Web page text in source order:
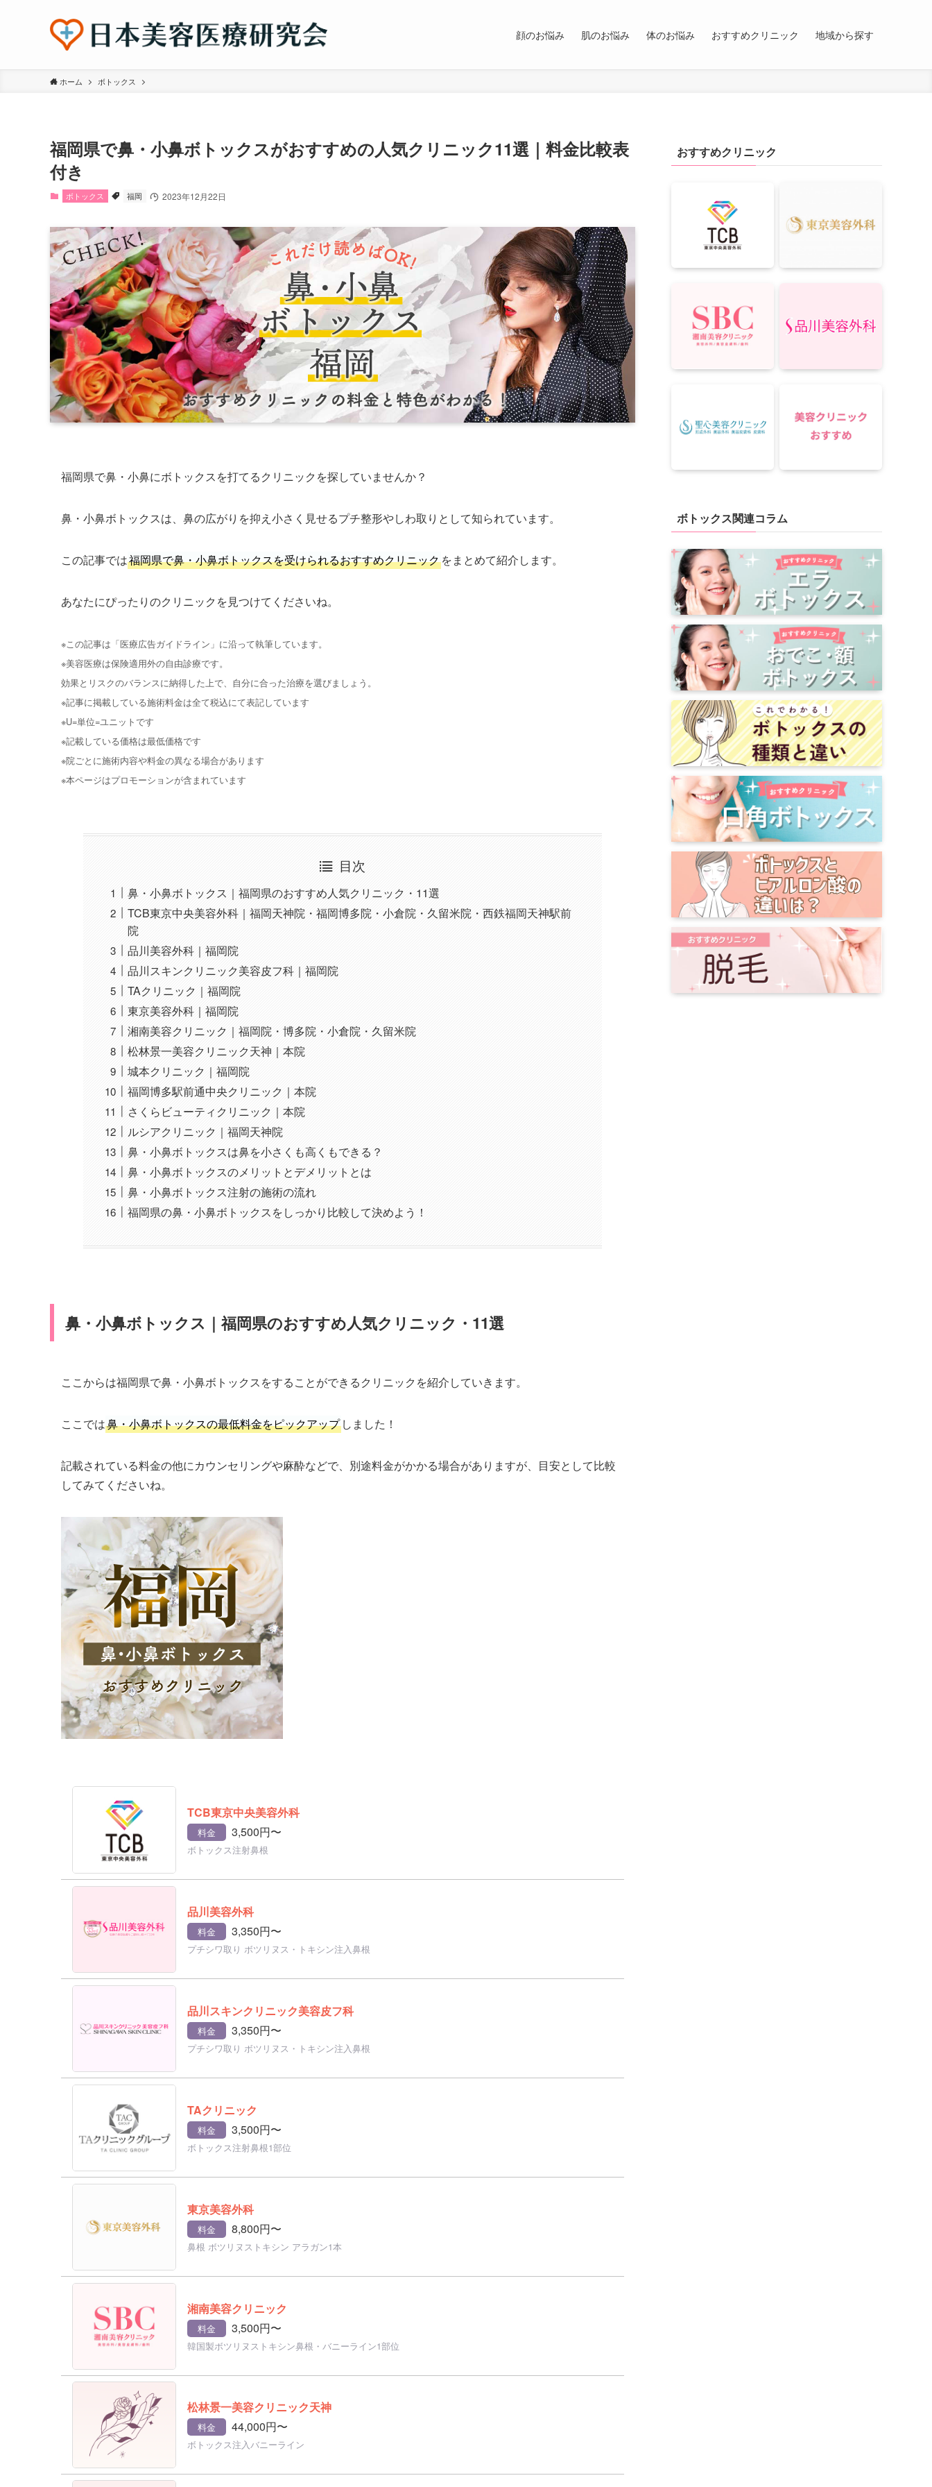
顔のお悩み 肌のお悩み 体のお悩み おすすめクリニック 地域から探す
ホーム ボトックス
福岡県で鼻・小鼻ボトックスがおすすめの人気クリニック11選｜料金比較表
付き
ボトックス 福岡 2023年12月22日
福岡県で鼻・小鼻にボトックスを打てるクリニックを探していませんか？
鼻・小鼻ボトックスは、鼻の広がりを抑え小さく見せるプチ整形やしわ取りとして知られています。
この記事では福岡県で鼻・小鼻ボトックスを受けられるおすすめクリニックをまとめて紹介します。
あなたにぴったりのクリニックを見つけてくださいね。
※この記事は「医療広告ガイドライン」に沿って執筆しています。
※美容医療は保険適用外の自由診療です。
効果とリスクのバランスに納得した上で、自分に合った治療を選びましょう。
※記事に掲載している施術料金は全て税込にて表記しています
※U=単位=ユニットです
※記載している価格は最低価格です
※院ごとに施術内容や料金の異なる場合があります
※本ページはプロモーションが含まれています
目次
鼻・小鼻ボトックス｜福岡県のおすすめ人気クリニック・11選
TCB東京中央美容外科｜福岡天神院・福岡博多院・小倉院・久留米院・西鉄福岡天神駅前
院
品川美容外科｜福岡院
品川スキンクリニック美容皮フ科｜福岡院
TAクリニック｜福岡院
東京美容外科｜福岡院
湘南美容クリニック｜福岡院・博多院・小倉院・久留米院
松林景一美容クリニック天神｜本院
城本クリニック｜福岡院
福岡博多駅前通中央クリニック｜本院
さくらビューティクリニック｜本院
ルシアクリニック｜福岡天神院
鼻・小鼻ボトックスは鼻を小さくも高くもできる？
鼻・小鼻ボトックスのメリットとデメリットとは
鼻・小鼻ボトックス注射の施術の流れ
福岡県の鼻・小鼻ボトックスをしっかり比較して決めよう！
鼻・小鼻ボトックス｜福岡県のおすすめ人気クリニック・11選
ここからは福岡県で鼻・小鼻ボトックスをすることができるクリニックを紹介していきます。
ここでは鼻・小鼻ボトックスの最低料金をピックアップ しました！
記載されている料金の他にカウンセリングや麻酔などで、別途料金がかかる場合がありますが、目安として比較
してみてくださいね。
TCB東京中央美容外科
料金 3,500円〜
ボトックス注射鼻根
品川美容外科
料金 3,350円〜
プチシワ取り ボツリヌス・トキシン注入鼻根
品川スキンクリニック美容皮フ科
料金 3,350円〜
プチシワ取り ボツリヌス・トキシン注入鼻根
TAクリニック
料金 3,500円〜
ボトックス注射鼻根1部位
東京美容外科
料金 8,800円〜
鼻根 ボツリヌストキシン アラガン1本
湘南美容クリニック
料金 3,500円〜
韓国製ボツリヌストキシン鼻根・バニーライン1部位
松林景一美容クリニック天神
料金 44,000円〜
ボトックス注入バニーライン
おすすめクリニック
ボトックス関連コラム